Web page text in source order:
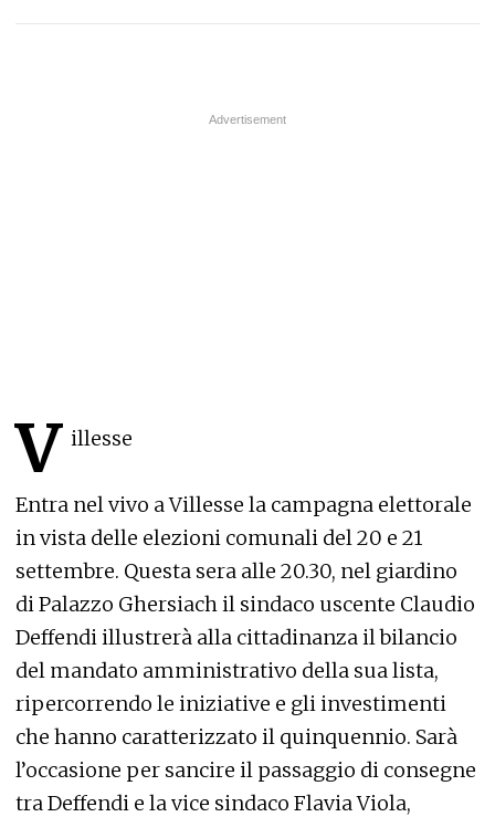
V illesse
Entra nel vivo a Villesse la campagna elettorale
in vista delle elezioni comunali del 20 e 21
settembre. Questa sera alle 20.30, nel giardino
di Palazzo Ghersiach il sindaco uscente Claudio
Deffendi illustrerà alla cittadinanza il bilancio
del mandato amministrativo della sua lista,
ripercorrendo le iniziative e gli investimenti
che hanno caratterizzato il quinquennio. Sarà
l’occasione per sancire il passaggio di consegne
tra Deffendi e la vice sindaco Flavia Viola,